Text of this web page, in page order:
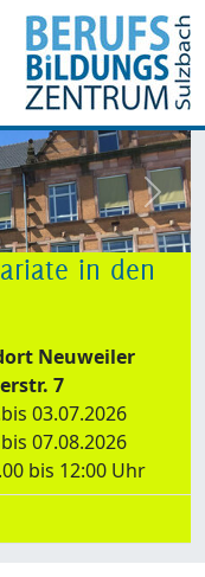
in den
Neuweiler
7
03.07.2026
07.08.2026
bis 12:00 Uhr